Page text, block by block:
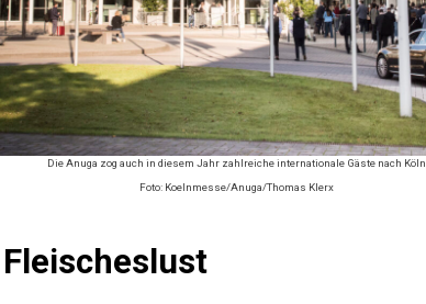
Die Anuga zog auch in diesem Jahr zahlreiche internationale Gäste nach Köln
Foto: Koelnmesse/Anuga/Thomas Klerx